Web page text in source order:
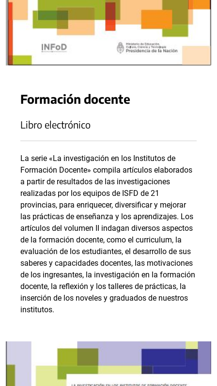
Formación docente
Libro electrónico
La serie «La investigación en los Institutos de
Formación Docente» compila artículos elaborados
a partir de resultados de las investigaciones
realizadas por los equipos de ISFD de 21
provincias, para enriquecer, diversificar y mejorar
las prácticas de enseñanza y los aprendizajes. Los
artículos del volumen II indagan diversos aspectos
de la formación docente, como el curriculum, la
evaluación de los estudiantes, el desarrollo de sus
saberes y capacidades docentes, las motivaciones
de los ingresantes, la investigación en la formación
docente, la reflexión y los talleres de prácticas, la
inserción de los noveles y graduados de nuestros
institutos.